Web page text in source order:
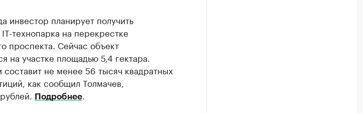
инвестор планирует получить
технопарка на перекрестке
проспекта. Сейчас объект
на участке площадью 5,4 гектара.
не менее 56 тысяч квадратных
как сообщил Толмачев,
Подробнее.